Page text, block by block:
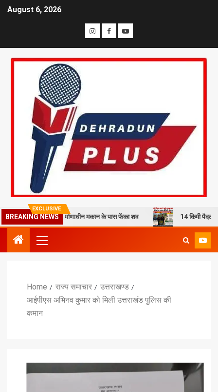
August 6, 2026
EXCLUSIVE
BREAKING NEWS
से हत्या कर निर्माणाधीन मकान के पास फेंका शव 14 किमी पैदल चलने को
Home राज्य समाचार
उत्तराखण्ड
आईपीएस अभिनव कुमार को मिली उत्तराखंड पुलिस की
कमान